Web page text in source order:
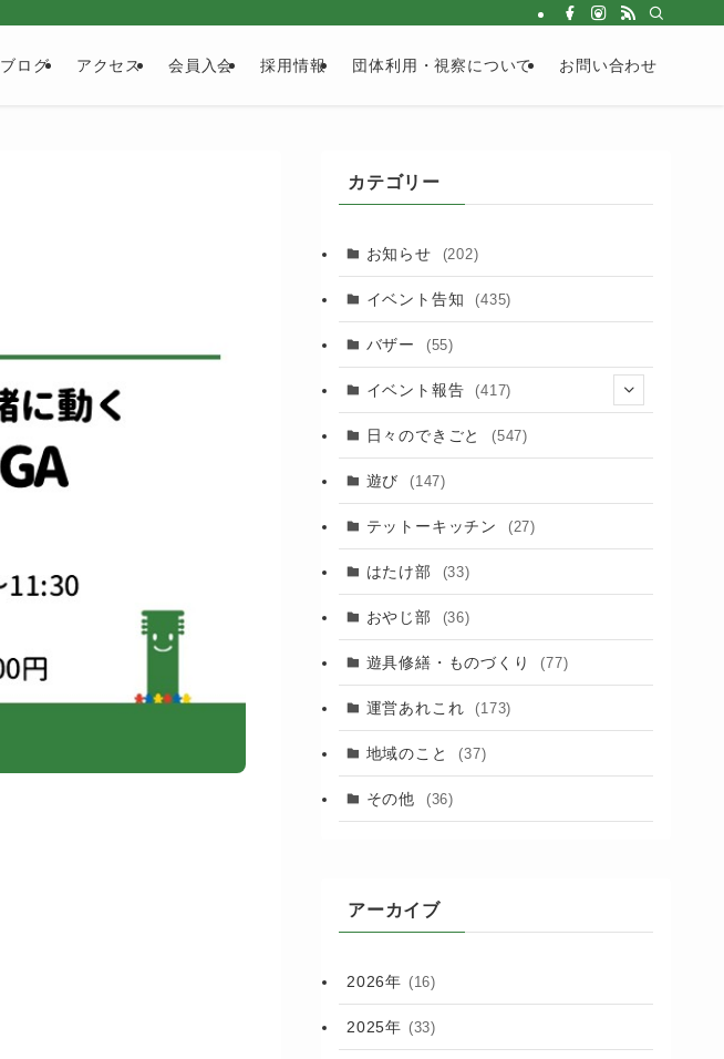
ブログ アクセス 会員入会 採用情報 団体利用・視察について お問い合わせ
カテゴリー
お知らせ (202)
イベント告知 (435)
バザー (55)
イベント報告 (417)
(2)
(88)
日々のできごと (547)
遊び (147)
テットーキッチン (27)
はたけ部 (33)
おやじ部 (36)
遊具修繕・ものづくり (77)
運営あれこれ (173)
地域のこと (37)
その他 (36)
アーカイブ
2026年 (16)
2025年 (33)